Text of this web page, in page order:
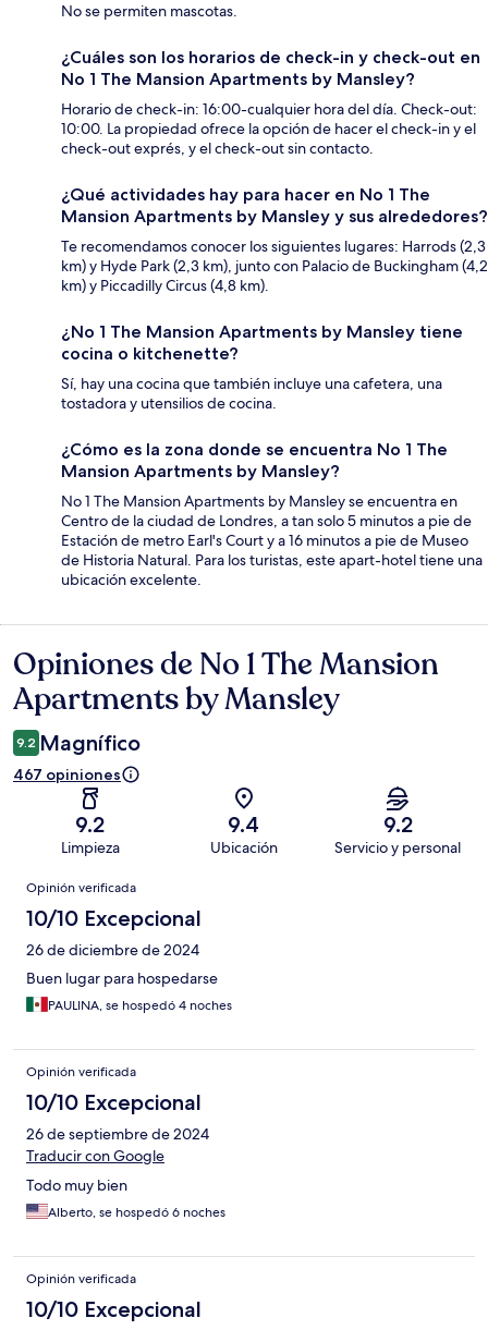
No se permiten mascotas.
¿Cuáles son los horarios de check-in y check-out en
No 1 The Mansion Apartments by Mansley?
Horario de check-in: 16:00-cualquier hora del día. Check-out:
10:00. La propiedad ofrece la opción de hacer el check-in y el
check-out exprés, y el check-out sin contacto.
¿Qué actividades hay para hacer en No 1 The
Mansion Apartments by Mansley y sus alrededores?
Te recomendamos conocer los siguientes lugares: Harrods (2,3
km) y Hyde Park (2,3 km), junto con Palacio de Buckingham (4,2
km) y Piccadilly Circus (4,8 km).
¿No 1 The Mansion Apartments by Mansley tiene
cocina o kitchenette?
Sí, hay una cocina que también incluye una cafetera, una
tostadora y utensilios de cocina.
¿Cómo es la zona donde se encuentra No 1 The
Mansion Apartments by Mansley?
No 1 The Mansion Apartments by Mansley se encuentra en
Centro de la ciudad de Londres, a tan solo 5 minutos a pie de
Estación de metro Earl's Court y a 16 minutos a pie de Museo
de Historia Natural. Para los turistas, este apart-hotel tiene una
ubicación excelente.
Opiniones
Opiniones de No 1 The Mansion
Apartments by Mansley
9.2 Magnífico
467 opiniones
9.2
Limpieza
9.4
Ubicación
9.2
Servicio y personal
Opiniones
Opinión verificada
10/10 Excepcional
26 de diciembre de 2024
Buen lugar para hospedarse
PAULINA, se hospedó 4 noches
Opinión verificada
10/10 Excepcional
26 de septiembre de 2024
Traducir con Google
Todo muy bien
Alberto, se hospedó 6 noches
Opinión verificada
10/10 Excepcional